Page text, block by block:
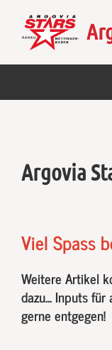
Argovia
Viel Spass
Weitere Artikel
dazu... Inputs
gerne entgegen!